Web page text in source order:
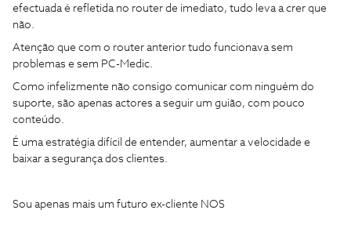
efectuada é refletida no router de imediato, tudo leva a crer que
não.
Atenção que com o router anterior tudo funcionava sem
problemas e sem PC-Medic.
Como infelizmente não consigo comunicar com ninguém do
suporte, são apenas actores a seguir um guião, com pouco
conteúdo.
É uma estratégia difícil de entender, aumentar a velocidade e
baixar a segurança dos clientes.
Sou apenas mais um futuro ex-cliente NOS